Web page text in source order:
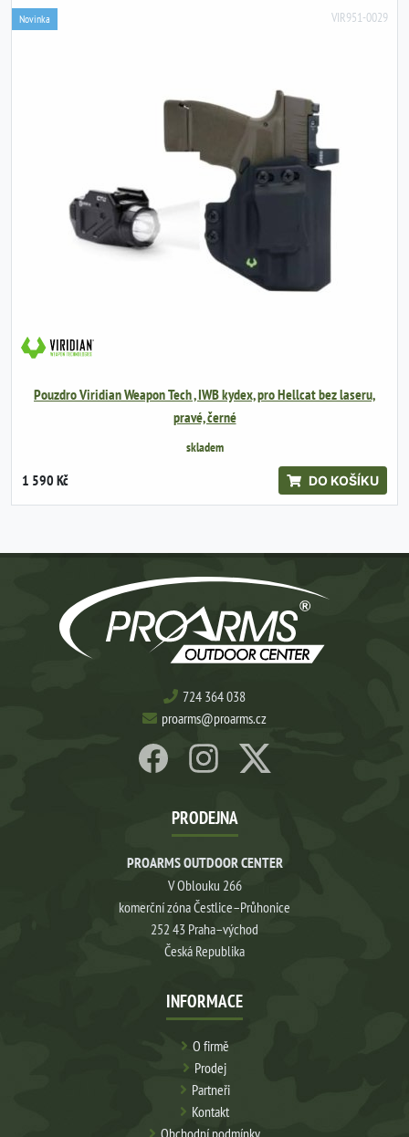
VIR951-0029
Novinka
Pouzdro Viridian Weapon Tech , IWB kydex, pro Hellcat bez laseru,
pravé, černé
skladem
1 590 Kč DO KOŠÍKU
724 364 038
proarms@proarms.cz
PRODEJNA
PROARMS OUTDOOR CENTER
V Oblouku 266
komerční zóna Čestlice–Průhonice
252 43 Praha–východ
Česká Republika
INFORMACE
O firmě
Prodej
Partneři
Kontakt
Obchodní podmínky